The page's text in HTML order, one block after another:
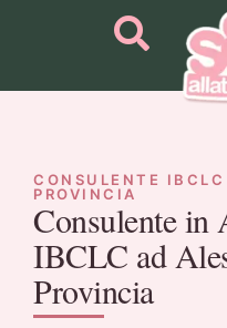
CONSULENTE IBCLC
PROVINCIA
Consulente in
IBCLC ad
Provincia